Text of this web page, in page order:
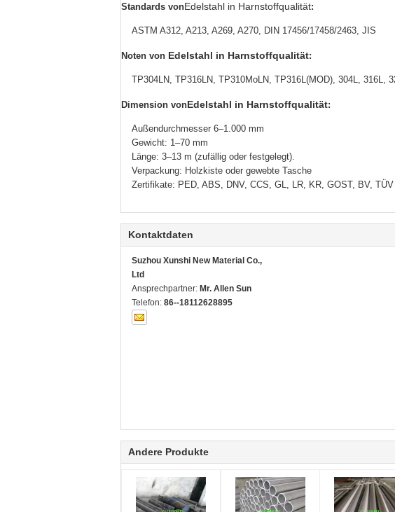
Standards vonEdelstahl in Harnstoffqualität:
ASTM A312, A213, A269, A270, DIN 17456/17458/2463, JIS
Noten von Edelstahl in Harnstoffqualität:
TP304LN, TP316LN, TP310MoLN, TP316L(MOD), 304L, 316L,
Dimension vonEdelstahl in Harnstoffqualität:
Außendurchmesser 6–1.000 mm
Gewicht: 1–70 mm
Länge: 3–13 m (zufällig oder festgelegt).
Verpackung: Holzkiste oder gewebte Tasche
Zertifikate: PED, ABS, DNV, CCS, GL, LR, KR, GOST, BV, TÜV
Kontaktdaten
Suzhou Xunshi New Material Co.,
Ltd
Ansprechpartner: Mr. Allen Sun
Telefon: 86--18112628895
Andere Produkte